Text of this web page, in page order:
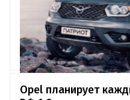
Opel планирует